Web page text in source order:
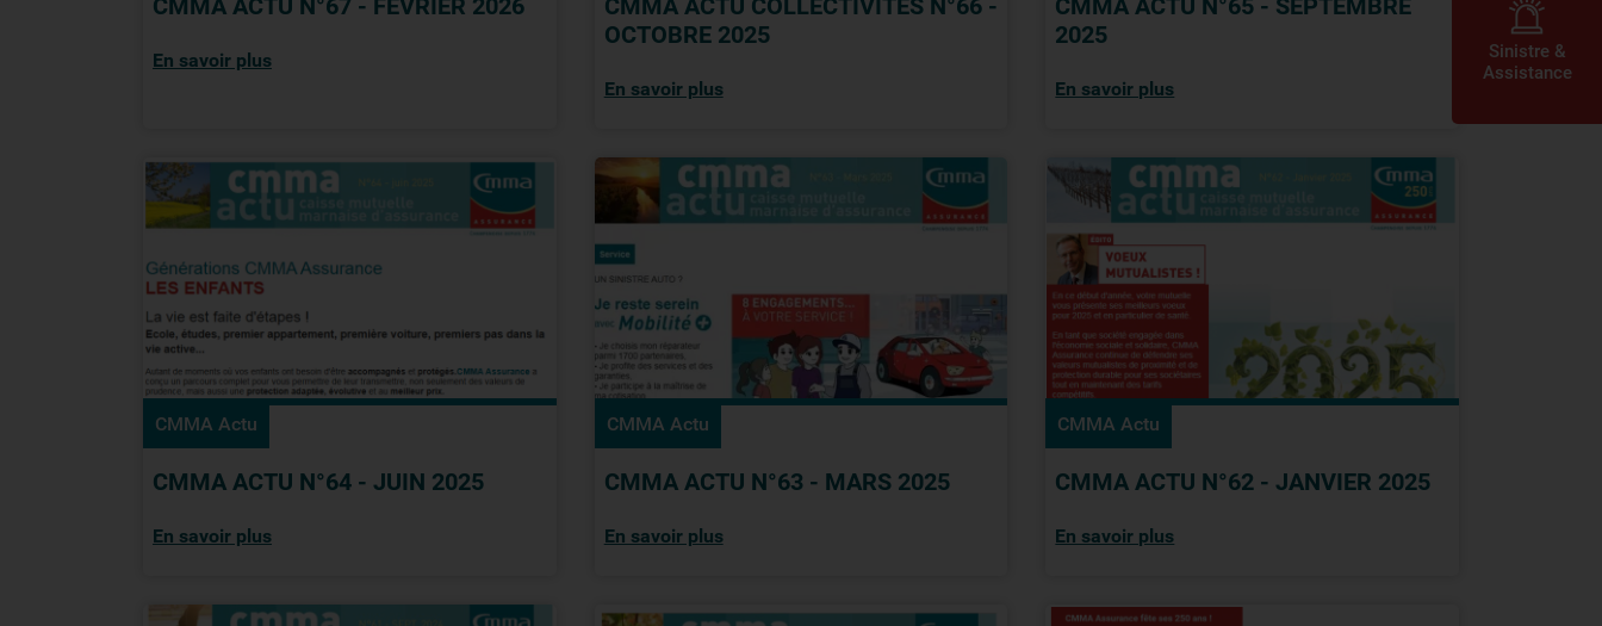
Sinistre &
Assistance
CMMA ACTU N°67 - FÉVRIER 2026
En savoir plus
CMMA ACTU COLLECTIVITÉS N°66 -
OCTOBRE 2025
En savoir plus
CMMA ACTU N°65 - SEPTEMBRE
2025
En savoir plus
CMMA Actu
CMMA ACTU N°64 - JUIN 2025
En savoir plus
CMMA Actu
CMMA ACTU N°63 - MARS 2025
En savoir plus
CMMA Actu
CMMA ACTU N°62 - JANVIER 2025
En savoir plus